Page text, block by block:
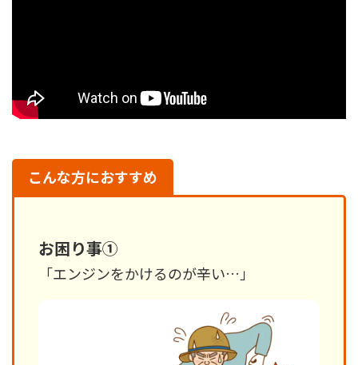
こんな方におすすめ
お困り事①
「エンジンをかけるのが辛い…」